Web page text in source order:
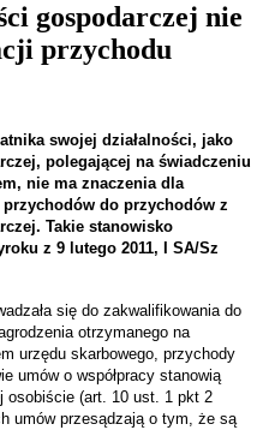
gospodarczej nie
przychodu
swojej działalności, jako
polegającej na świadczeniu
nie ma znaczenia dla
do przychodów z
Takie stanowisko
z 9 lutego 2011, I SA/Sz
się do zakwalifikowania do
otrzymanego na
urzędu skarbowego, przychody
umów o współpracy stanowią
osobiście (art. 10 ust. 1 pkt 2
umów przesądzają o tym, że są